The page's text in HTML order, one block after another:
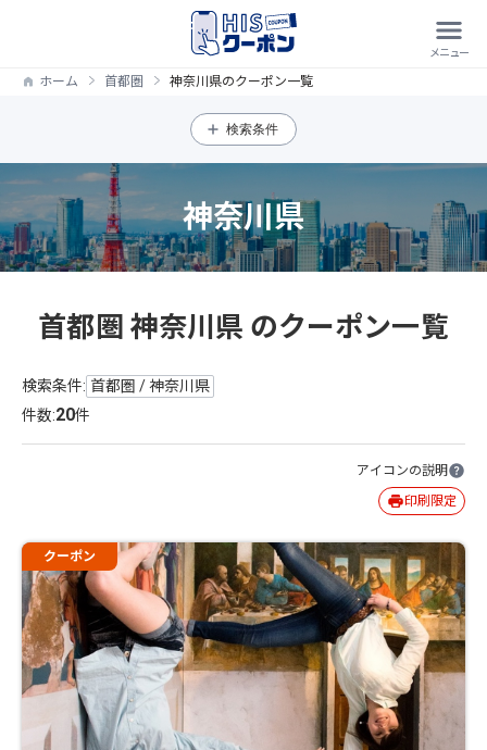
ホーム 首都圏 神奈川県のクーポン一覧
検索条件
神奈川県
首都圏 神奈川県 のクーポン一覧
検索条件: 首都圏 / 神奈川県
件数:20件
アイコンの説明
印刷限定
クーポン